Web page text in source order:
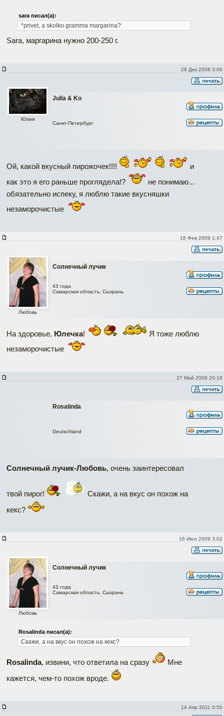
sara писал(а):
*privet, a skolko gramma margarina?
Sara, маргарина нужно 200-250 г.
29 Дек 2008 3:06
Julia & Ko
Юлия
Санкт-Петербург
Ой, какой вкусный пирожочек!!!!
и
как это я его раньше проглядела!?
не понимаю...
обязательно испеку, я люблю такие вкусняшки
незаморочистые
18 Фев 2009 1:47
Солнечный лучик
Любовь
43 года
Самарская область, Сызрань
На здоровье, Юлечка!
Я тоже люблю
незаморочистые
27 Май 2009 20:18
Rosalinda
Deutschland
Солнечный лучик-Любовь, очень заинтересовал
твой пирог!
Скажи, а на вкус он похож на
кекс?
16 Июл 2009 3:02
Солнечный лучик
Любовь
43 года
Самарская область, Сызрань
Rosalinda писал(а):
Скажи, а на вкус он похож на кекс?
Rosalinda, извини, что ответила на сразу
Мне
кажется, чем-то похож вроде.
14 Апр 2011 0:50